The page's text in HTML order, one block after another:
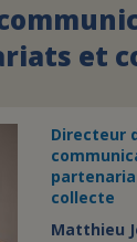
et
Directeur
collecte
Matthieu